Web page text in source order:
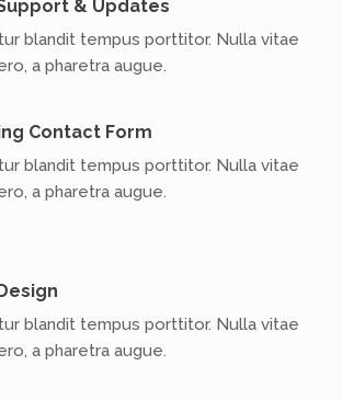
& Updates
blandit tempus porttitor. Nulla vitae
a pharetra augue.
Contact Form
blandit tempus porttitor. Nulla vitae
a pharetra augue.
blandit tempus porttitor. Nulla vitae
a pharetra augue.